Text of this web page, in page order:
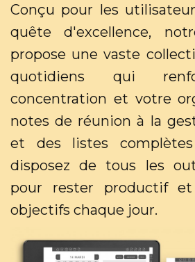
Conçu pour les
quête d'excellence,
propose une vaste
quotidiens qui
concentration et votre
notes de réunion à la
et des listes
disposez de tous les
pour rester productif
objectifs chaque jour.